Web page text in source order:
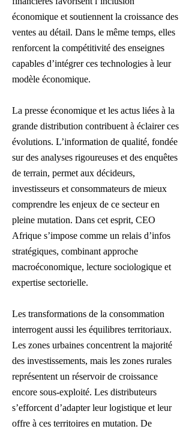
économique et soutiennent la croissance des
ventes au détail. Dans le même temps, elles
renforcent la compétitivité des enseignes
capables d’intégrer ces technologies à leur
modèle économique.
La presse économique et les actus liées à la
grande distribution contribuent à éclairer ces
évolutions. L’information de qualité, fondée
sur des analyses rigoureuses et des enquêtes
de terrain, permet aux décideurs,
investisseurs et consommateurs de mieux
comprendre les enjeux de ce secteur en
pleine mutation. Dans cet esprit, CEO
Afrique s’impose comme un relais d’infos
stratégiques, combinant approche
macroéconomique, lecture sociologique et
expertise sectorielle.
Les transformations de la consommation
interrogent aussi les équilibres territoriaux.
Les zones urbaines concentrent la majorité
des investissements, mais les zones rurales
représentent un réservoir de croissance
encore sous-exploité. Les distributeurs
s’efforcent d’adapter leur logistique et leur
offre à ces territoires en mutation. De